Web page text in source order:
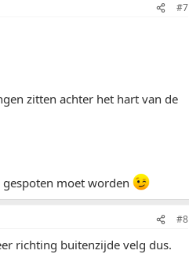
#7
zitten achter het hart van de
moet worden
#8
richting buitenzijde velg dus.